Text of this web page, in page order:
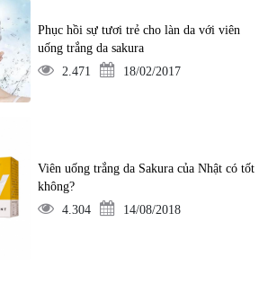
Phục hồi sự tươi trẻ cho làn da với viên
uống trắng da sakura
2.471
18/02/2017
Viên uống trắng da Sakura của Nhật có tốt
không?
4.304
14/08/2018